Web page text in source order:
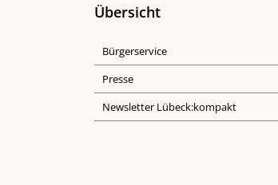
Übersicht
Bürgerservice
Presse
Newsletter Lübeck:kompakt